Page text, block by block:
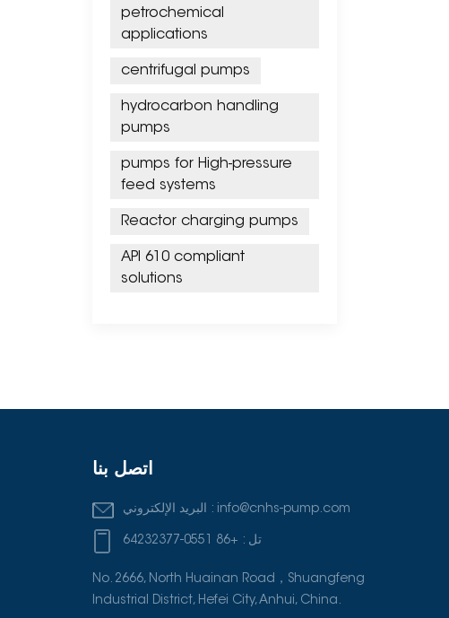
petrochemical
applications
centrifugal pumps
hydrocarbon handling
pumps
pumps for High-pressure
feed systems
Reactor charging pumps
API 610 compliant
solutions
اتصل بنا
البريد الإلكتروني : info@cnhs-pump.com
تل : +86 0551-64232377
No. 2666, North Huainan Road，Shuangfeng
Industrial District, Hefei City, Anhui, China.